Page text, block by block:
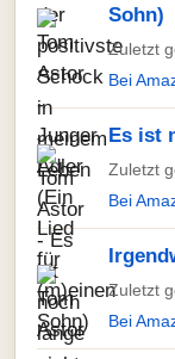
Sohn)
Zuletzt
Bei
Es ist
Zuletzt
Bei
Zuletzt
Bei